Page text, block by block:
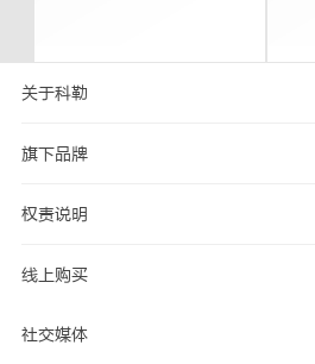
关于科勒
旗下品牌
权责说明
线上购买
社交媒体